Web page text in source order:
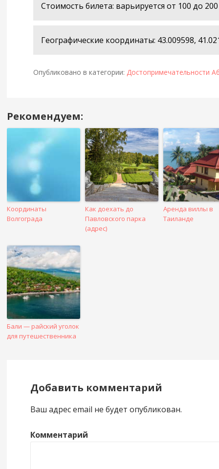
Стоимость билета: варьируется от 100 до
Географические координаты: 43.009598,
Опубликовано в категории: Достопримечательности
Навигация
в
посте
Рекомендуем:
Координаты
Волгограда
Как доехать до
Павловского парка
(адрес)
Аренда виллы в
Таиланде
Бали — райский уголок
для путешественника
Добавить комментарий
Ваш адрес email не будет опубликован.
Комментарий